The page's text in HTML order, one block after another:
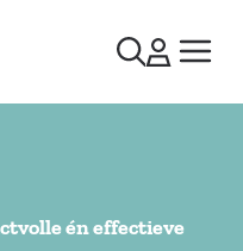
én effectieve